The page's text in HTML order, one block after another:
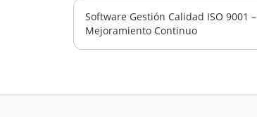
Software Gestión Calidad ISO 9001 –
Mejoramiento Continuo